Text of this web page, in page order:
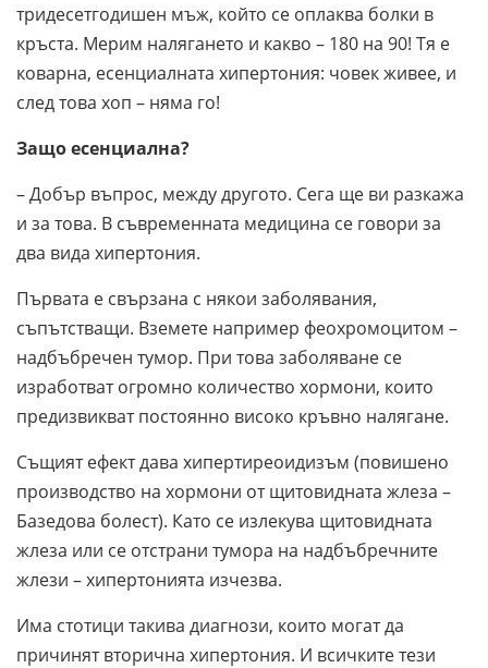
тридесетгодишен мъж, който се оплаква болки в
кръста. Мерим налягането и какво – 180 на 90! Тя е
коварна, есенциалната хипертония: човек живее, и
след това хоп – няма го!
Защо есенциална?
– Добър въпрос, между другото. Сега ще ви разкажа
и за това. В съвременната медицина се говори за
два вида хипертония.
Първата е свързана с някои заболявания,
съпътстващи. Вземете например феохромоцитом –
надбъбречен тумор. При това заболяване се
изработват огромно количество хормони, които
предизвикват постоянно високо кръвно налягане.
Същият ефект дава хипертиреоидизъм (повишено
производство на хормони от щитовидната жлеза –
Базедова болест). Като се излекува щитовидната
жлеза или се отстрани тумора на надбъбречните
жлези – хипертонията изчезва.
Има стотици такива диагнози, които могат да
причинят вторична хипертония. И всичките тези